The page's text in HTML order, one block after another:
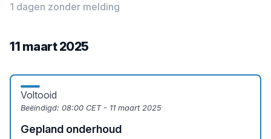
1 dagen zonder melding
11 maart 2025
Voltooid
Beëindigd: 08:00 CET - 11 maart 2025
Gepland onderhoud